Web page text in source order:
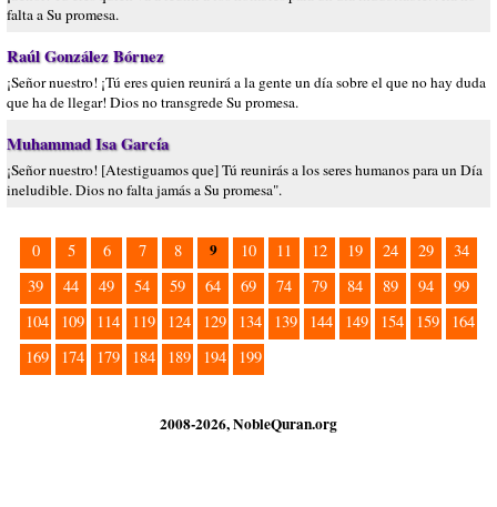
falta a Su promesa.
Raúl González Bórnez
¡Señor nuestro! ¡Tú eres quien reunirá a la gente un día sobre el que no hay duda
que ha de llegar! Dios no transgrede Su promesa.
Muhammad Isa García
¡Señor nuestro! [Atestiguamos que] Tú reunirás a los seres humanos para un Día
ineludible. Dios no falta jamás a Su promesa".
0 5 6 7 8 9 10 11 12 19 24 29
34
39
44 49 54 59 64 69 74 79 84 89 94
99
104
109 114 119 124 129 134 139 144 149 154 159
164
169
174 179 184 189 194 199
2008-2026, NobleQuran.org